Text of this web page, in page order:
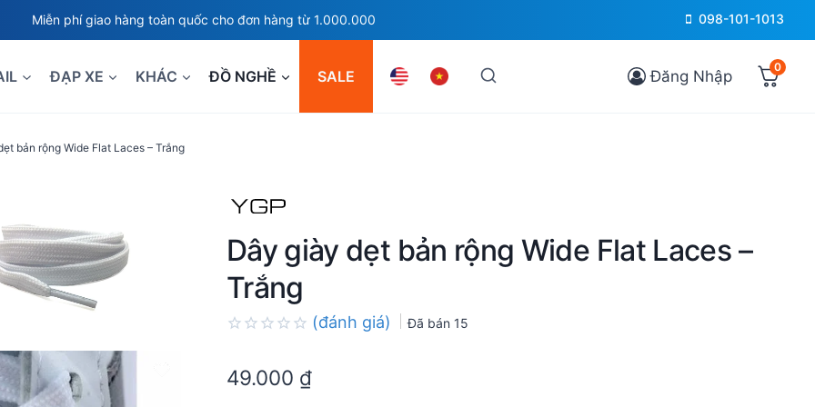
Miễn phí giao hàng toàn quốc cho đơn hàng từ 1.000.000 098-101-1013
ĐẠP XE KHÁC ĐỒ NGHỀ SALE Đăng Nhập 0
bản rộng Wide Flat Laces – Trắng
Dây giày dẹt bản rộng Wide Flat Laces –
Trắng
out
(đánh giá) Đã bán 15
49.000 ₫